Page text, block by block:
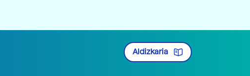
Aldizkaria